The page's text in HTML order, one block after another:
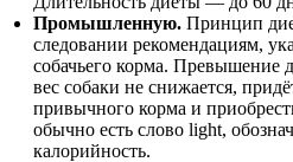
Промышленную. Принцип
следовании рекомендациям,
собачьего корма. Превышение
вес собаки не снижается,
привычного корма и
обычно есть слово light,
калорийность.